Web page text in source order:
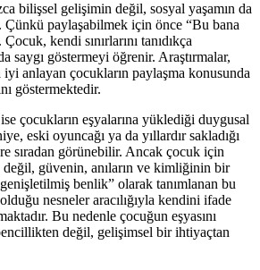
bilişsel gelişimin değil, sosyal yaşamın da
Çünkü paylaşabilmek için önce “Bu bana
kendi sınırlarını tanıdıkça
saygı göstermeyi öğrenir. Araştırmalar,
iyi anlayan çocukların paylaşma konusunda
göstermektedir.
çocukların eşyalarına yüklediği duygusal
eski oyuncağı ya da yıllardır sakladığı
sıradan görünebilir. Ancak çocuk için
değil, güvenin, anıların ve kimliğinin bir
benlik” olarak tanımlanan bu
nesneler aracılığıyla kendini ifade
Bu nedenle çocuğun eşyasını
değil, gelişimsel bir ihtiyaçtan